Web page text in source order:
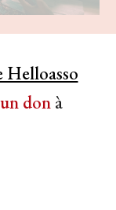
Helloasso
don à